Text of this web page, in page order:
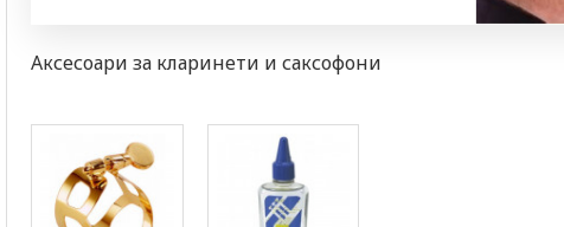
Аксесоари за кларинети и саксофони